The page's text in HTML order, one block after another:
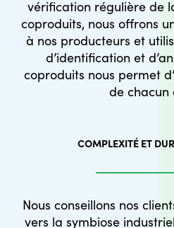
vérification régulière de
coproduits, nous offrons
à nos producteurs et
d’identification et
coproduits nous permet
de chacun
COMPLEXITÉ ET
Nous conseillons nos
vers la symbiose